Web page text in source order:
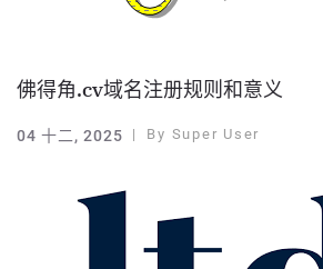
佛得角.cv域名注册规则和意义
04 十二, 2025 By Super User